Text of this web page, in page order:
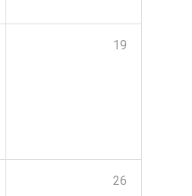
19
26